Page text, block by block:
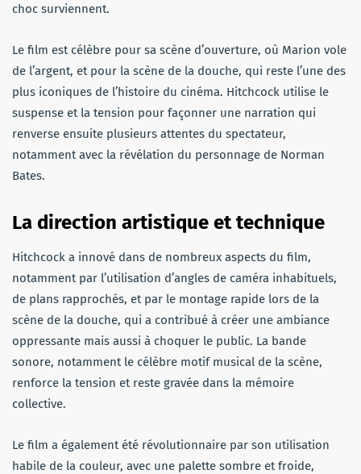
choc surviennent.
Le film est célèbre pour sa scène d’ouverture, où Marion vole
de l’argent, et pour la scène de la douche, qui reste l’une des
plus iconiques de l’histoire du cinéma. Hitchcock utilise le
suspense et la tension pour façonner une narration qui
renverse ensuite plusieurs attentes du spectateur,
notamment avec la révélation du personnage de Norman
Bates.
La direction artistique et technique
Hitchcock a innové dans de nombreux aspects du film,
notamment par l’utilisation d’angles de caméra inhabituels,
de plans rapprochés, et par le montage rapide lors de la
scène de la douche, qui a contribué à créer une ambiance
oppressante mais aussi à choquer le public. La bande
sonore, notamment le célèbre motif musical de la scène,
renforce la tension et reste gravée dans la mémoire
collective.
Le film a également été révolutionnaire par son utilisation
habile de la couleur, avec une palette sombre et froide,